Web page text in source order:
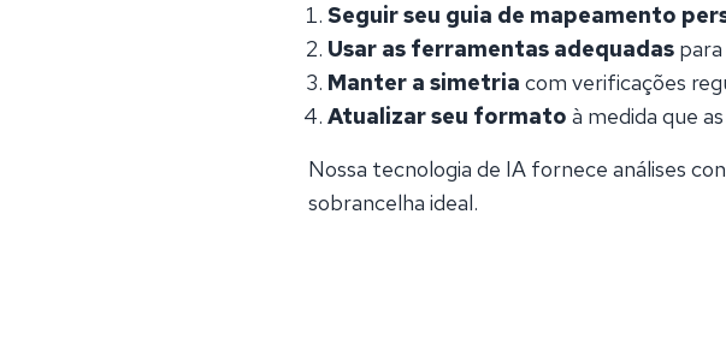
Seguir seu guia de mapeamento
Usar as ferramentas adequadas
Manter a simetria com verificações
Atualizar seu formato à medida que
Nossa tecnologia de IA fornece análises
sobrancelha ideal.